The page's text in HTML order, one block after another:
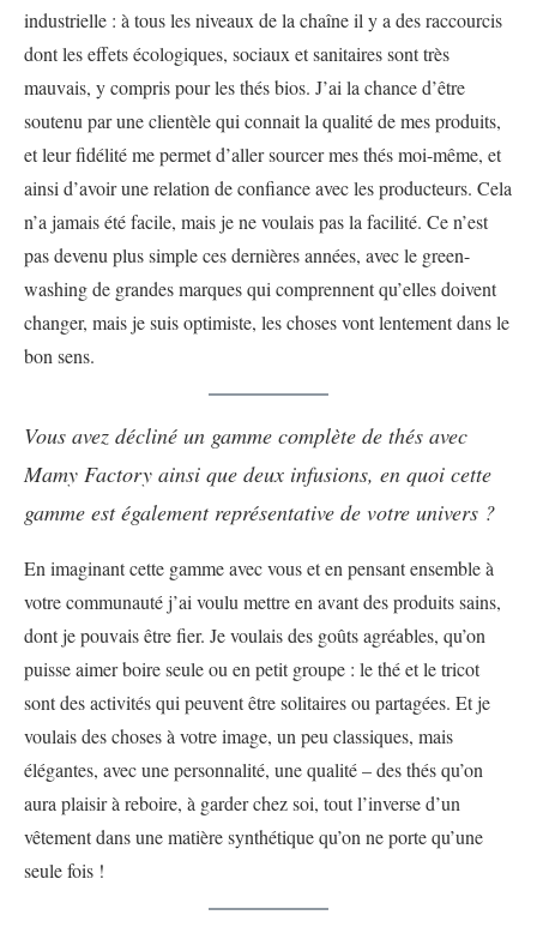
industrielle : à tous les niveaux de la chaîne il y a des raccourcis
dont les effets écologiques, sociaux et sanitaires sont très
mauvais, y compris pour les thés bios. J’ai la chance d’être
soutenu par une clientèle qui connait la qualité de mes produits,
et leur fidélité me permet d’aller sourcer mes thés moi-même, et
ainsi d’avoir une relation de confiance avec les producteurs. Cela
n’a jamais été facile, mais je ne voulais pas la facilité. Ce n’est
pas devenu plus simple ces dernières années, avec le green-
washing de grandes marques qui comprennent qu’elles doivent
changer, mais je suis optimiste, les choses vont lentement dans le
bon sens.
Vous avez décliné un gamme complète de thés avec
Mamy Factory ainsi que deux infusions, en quoi cette
gamme est également représentative de votre univers ?
En imaginant cette gamme avec vous et en pensant ensemble à
votre communauté j’ai voulu mettre en avant des produits sains,
dont je pouvais être fier. Je voulais des goûts agréables, qu’on
puisse aimer boire seule ou en petit groupe : le thé et le tricot
sont des activités qui peuvent être solitaires ou partagées. Et je
voulais des choses à votre image, un peu classiques, mais
élégantes, avec une personnalité, une qualité – des thés qu’on
aura plaisir à reboire, à garder chez soi, tout l’inverse d’un
vêtement dans une matière synthétique qu’on ne porte qu’une
seule fois !